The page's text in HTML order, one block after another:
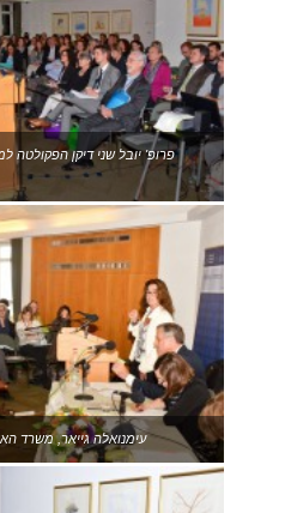
פרופ' יובל שני דיקן הפקולטה
עימנואלה גייאר, משרד